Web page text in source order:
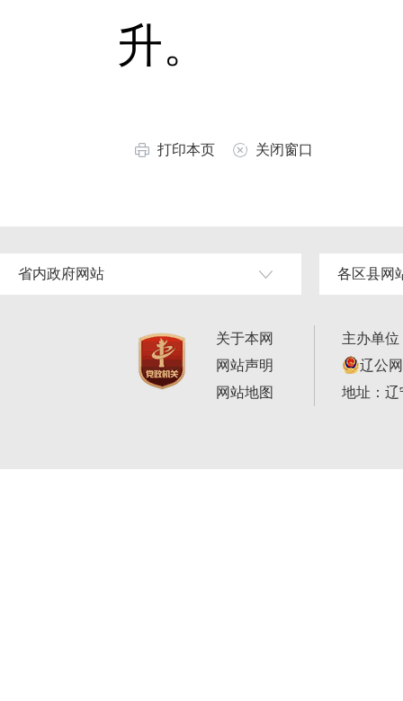
升。
打印本页 关闭窗口
省内政府网站 各区县网
关于本网
网站声明
网站地图
主办单
辽公
地址：辽